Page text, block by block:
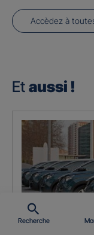
Accèdez à
Et aussi !
Recherche